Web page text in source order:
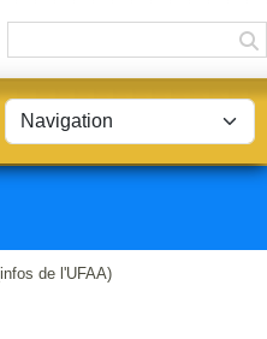
de l'UFAA)